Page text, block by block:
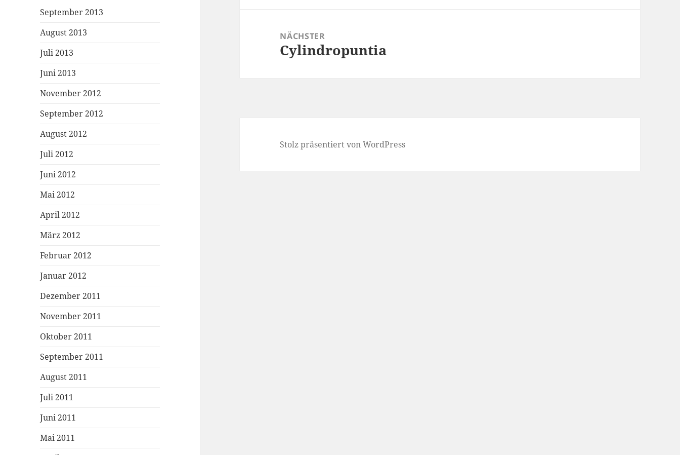
September 2013
August 2013
Juli 2013
Juni 2013
November 2012
September 2012
August 2012
Juli 2012
Juni 2012
Mai 2012
April 2012
März 2012
Februar 2012
Januar 2012
Dezember 2011
November 2011
Oktober 2011
September 2011
August 2011
Juli 2011
Juni 2011
Mai 2011
NÄCHSTER
Nächster
Cylindropuntia
Stolz präsentiert von WordPress